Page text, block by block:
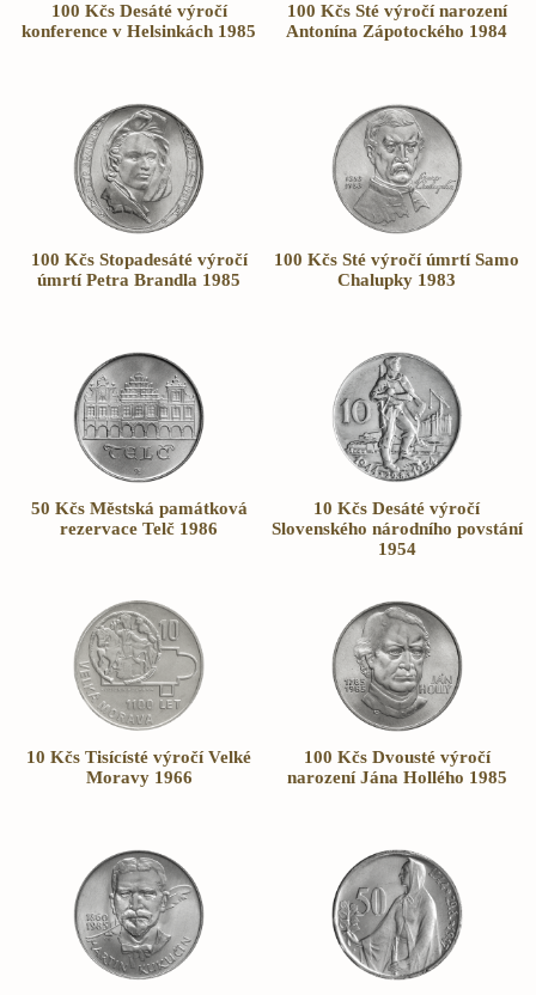
100 Kčs Desáté výročí
konference v Helsinkách 1985
100 Kčs Sté výročí narození
Antonína Zápotockého 1984
100 Kčs Stopadesáté výročí
úmrtí Petra Brandla 1985
100 Kčs Sté výročí úmrtí Samo
Chalupky 1983
50 Kčs Městská památková
rezervace Telč 1986
10 Kčs Desáté výročí
Slovenského národního povstání
1954
10 Kčs Tisícísté výročí Velké
Moravy 1966
100 Kčs Dvousté výročí
narození Jána Hollého 1985